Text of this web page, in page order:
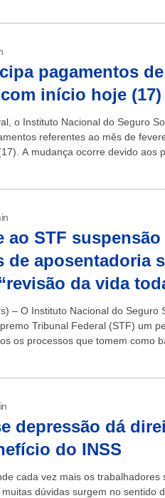
pagamentos de
início hoje (17)
o Instituto Nacional do Seguro
referentes ao mês de
A mudança ocorre devido aos
ao STF suspensão
de aposentadoria
da vida
– O Instituto Nacional do Seguro
Tribunal Federal (STF) um
os processos que tomem como
depressão dá
do INSS
cada vez mais os trabalhadores
dúvidas surgem no sentido